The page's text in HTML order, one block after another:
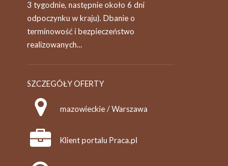
3 tygodnie, następnie około 6 dni
odpoczynku w kraju). Dbanie o
terminowość i bezpieczeństwo
realizowanych...
SZCZEGÓŁY OFERTY
mazowieckie / Warszawa
Klient portalu Praca.pl